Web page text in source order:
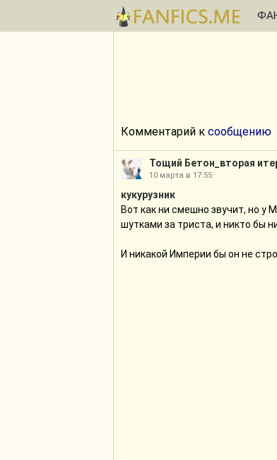
Комментарий к сообщению
Тощий Бетон_вторая
10 марта в 17:55
кукурузник
Вот как ни смешно звучит, но
шутками за триста, и никто бы
И никакой Империи бы он не